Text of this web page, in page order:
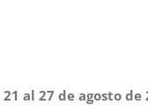
21 al 27 de agosto de